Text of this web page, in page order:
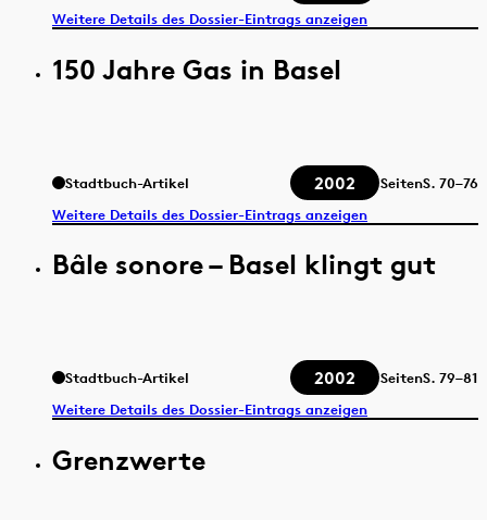
Weitere Details des Dossier-Eintrags anzeigen
150 Jahre Gas in Basel
Stadtbuch-Artikel 2002 SeitenS. 70–76
Weitere Details des Dossier-Eintrags anzeigen
Bâle sonore – Basel klingt gut
Stadtbuch-Artikel 2002 SeitenS. 79–81
Weitere Details des Dossier-Eintrags anzeigen
Grenzwerte